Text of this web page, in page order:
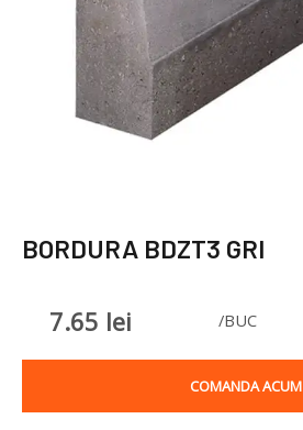
BORDURA BDZT3 GRI
7.65 lei /BUC
COMANDA ACUM